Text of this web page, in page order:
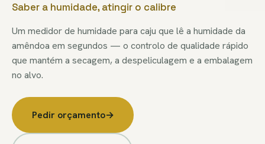
Saber a humidade, atingir o calibre
Um medidor de humidade para caju que lê a humidade da
amêndoa em segundos — o controlo de qualidade rápido
que mantém a secagem, a despeliculagem e a embalagem
no alvo.
Pedir orçamento→